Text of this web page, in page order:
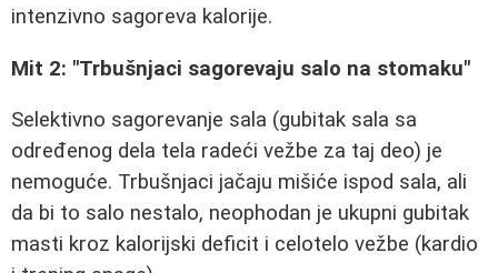
intenzivno sagoreva kalorije.
Mit 2: "Trbušnjaci sagorevaju salo na stomaku"
Selektivno sagorevanje sala (gubitak sala sa
određenog dela tela radeći vežbe za taj deo) je
nemoguće. Trbušnjaci jačaju mišiće ispod sala, ali
da bi to salo nestalo, neophodan je ukupni gubitak
masti kroz kalorijski deficit i celotelo vežbe (kardio